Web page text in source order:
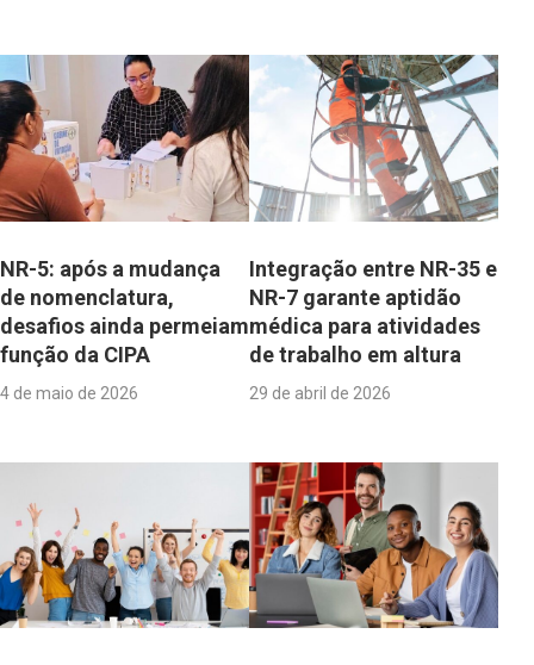
NR-5: após a mudança
de nomenclatura,
desafios ainda permeiam
função da CIPA
4 de maio de 2026
Integração entre NR-35 e
NR-7 garante aptidão
médica para atividades
de trabalho em altura
29 de abril de 2026